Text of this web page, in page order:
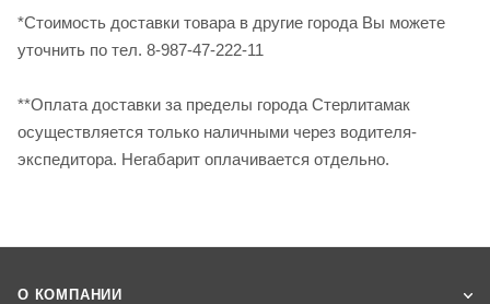
*Стоимость доставки товара в другие города Вы можете
уточнить по тел. 8-987-47-222-11
**Оплата доставки за пределы города Стерлитамак
осуществляется только наличными через водителя-
экспедитора. Негабарит оплачивается отдельно.
О КОМПАНИИ